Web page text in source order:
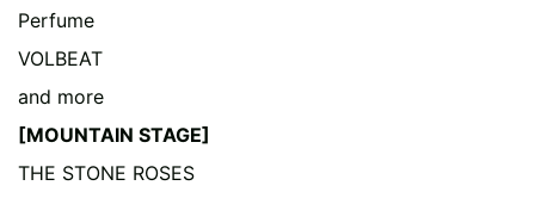
Perfume
VOLBEAT
and more
[MOUNTAIN STAGE]
THE STONE ROSES